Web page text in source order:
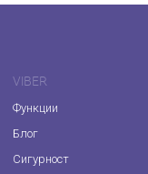
VIBER
Функции
Блог
Сигурност